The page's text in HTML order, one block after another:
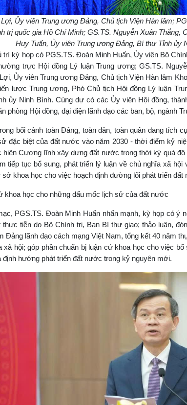
Ủy viên Trung ương Đảng, Chủ tịch Viện Hàn lâm;
trị quốc gia Hồ Chí Minh; GS.TS. Nguyễn Xuân Thắng,
Huy Tuấn, Ủy viên Trung ương Đảng, Bí thư Tỉnh ủy
trì kỳ họp có PGS.TS. Đoàn Minh Huấn, Ủy viên Bộ
trực Hội đồng Lý luận Trung ương; GS.TS.
Ủy viên Trung ương Đảng, Chủ tịch Viện Hàn lâm
lược Trung ương, Phó Chủ tịch Hội đồng Lý luận
ủy Ninh Bình. Cùng dự có các Ủy viên Hội đồng,
phòng Hội đồng, đại diện lãnh đạo các ban, bộ, ngành
bối cảnh toàn Đảng, toàn dân, toàn quân đang tích
đặc biệt của đất nước vào năm 2030 - thời điểm kỷ
hiện Cương lĩnh xây dựng đất nước trong thời kỳ quá
tiếp tục bổ sung, phát triển lý luận về chủ nghĩa xã
khoa học cho việc hoạch định đường lối phát triển đất
khoa học cho những dấu mốc lịch sử của đất nước
PGS.TS. Đoàn Minh Huấn nhấn mạnh, kỳ họp có ý
thực tiễn do Bộ Chính trị, Ban Bí thư giao; thảo luận,
Đảng lãnh đạo cách mạng Việt Nam, tổng kết 40 năm
xã hội; góp phần chuẩn bị luận cứ khoa học cho việc
định hướng phát triển đất nước trong kỷ nguyên mới.